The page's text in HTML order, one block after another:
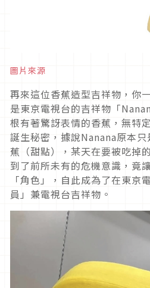
圖片來源
再來這位香蕉造型吉祥物，你
是東京電視台的吉祥物「
根有著驚訝表情的香蕉，無特
誕生秘密，據說Nanana原本
蕉（甜點），某天在要被吃掉
到了前所未有的危機意識，竟
「角色」，自此成為了在東京
員」兼電視台吉祥物。